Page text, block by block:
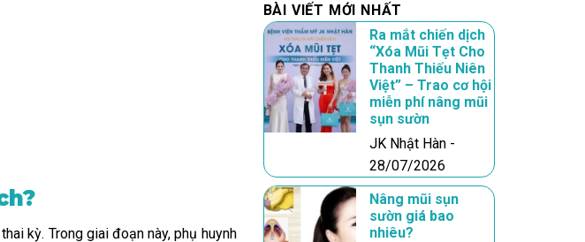
kỳ. Trong giai đoạn này, phụ huynh
BÀI VIẾT MỚI NHẤT
Ra mắt chiến dịch
“Xóa Mũi Tẹt Cho
Thanh Thiếu Niên
Việt” – Trao cơ hội
miễn phí nâng mũi
sụn sườn
JK Nhật Hàn -
28/07/2026
Nâng mũi sụn
sườn giá bao
nhiêu?